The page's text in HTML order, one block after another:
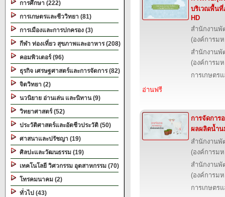
การศึกษา (222)
การเกษตรและชีววิทยา (81)
การเมืองและการปกครอง (3)
กีฬา ท่องเที่ยว สุขภาพและอาหาร (208)
คอมพิวเตอร์ (96)
ธุรกิจ เศรษฐศาสตร์และการจัดการ (82)
จิตวิทยา (2)
นวนิยาย อ่านเล่น และนิทาน (9)
วิทยาศาสตร์ (52)
ประวัติศาสตร์และอัตชีวประวัติ (50)
ศาสนาและปรัชญา (19)
ศิลปะและวัฒนธรรม (19)
เทคโนโลยี วิศวกรรม อุตสาหกรรม (70)
โทรคมนาคม (2)
ทั่วไป (43)
บริเวณพื้นที่
HD
สำนักงานพั
(องค์การม
สำนักงานพั
(องค์การม
การเกษตร
อ่านฟรี
การจัดการ
ผลผลิตน้ำน
สำนักงานพั
(องค์การม
สำนักงานพั
(องค์การม
การเกษตร